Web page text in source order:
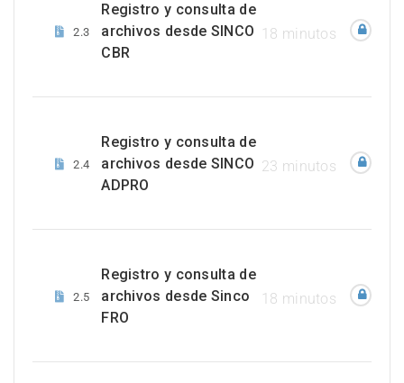
2.3
Registro y consulta de
archivos desde SINCO
CBR
18 minutos
2.4
Registro y consulta de
archivos desde SINCO
ADPRO
23 minutos
2.5
Registro y consulta de
archivos desde Sinco
FRO
18 minutos